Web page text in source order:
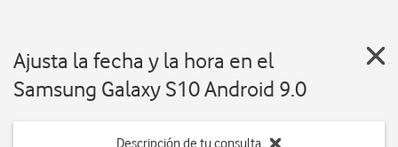
Ajusta la fecha y la hora en el
Samsung Galaxy S10 Android 9.0
Descripción de tu consulta